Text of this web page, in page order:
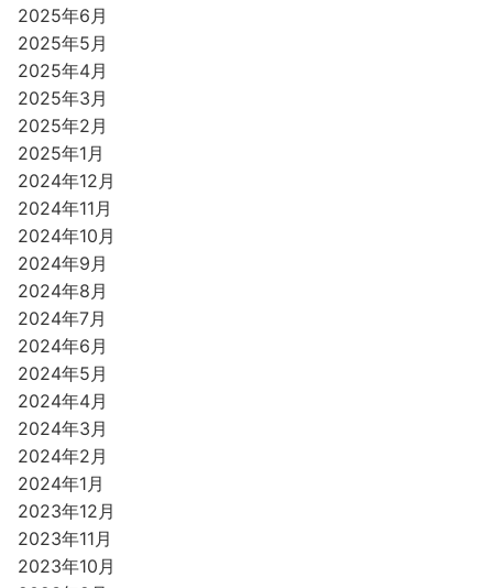
2025年6月
2025年5月
2025年4月
2025年3月
2025年2月
2025年1月
2024年12月
2024年11月
2024年10月
2024年9月
2024年8月
2024年7月
2024年6月
2024年5月
2024年4月
2024年3月
2024年2月
2024年1月
2023年12月
2023年11月
2023年10月